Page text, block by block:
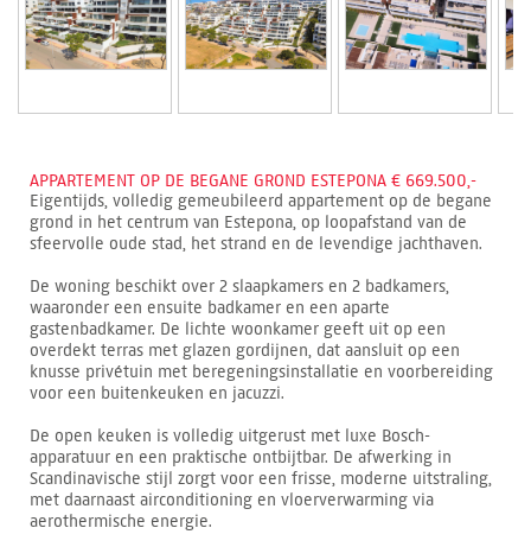
APPARTEMENT OP DE BEGANE GROND ESTEPONA € 669.500,-
Eigentijds, volledig gemeubileerd appartement op de begane
grond in het centrum van Estepona, op loopafstand van de
sfeervolle oude stad, het strand en de levendige jachthaven.
De woning beschikt over 2 slaapkamers en 2 badkamers,
waaronder een ensuite badkamer en een aparte
gastenbadkamer. De lichte woonkamer geeft uit op een
overdekt terras met glazen gordijnen, dat aansluit op een
knusse privétuin met beregeningsinstallatie en voorbereiding
voor een buitenkeuken en jacuzzi.
De open keuken is volledig uitgerust met luxe Bosch-
apparatuur en een praktische ontbijtbar. De afwerking in
Scandinavische stijl zorgt voor een frisse, moderne uitstraling,
met daarnaast airconditioning en vloerverwarming via
aerothermische energie.